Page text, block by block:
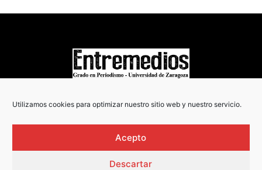
Utilizamos cookies para optimizar nuestro sitio web y nuestro servicio.
Acepto
Descartar